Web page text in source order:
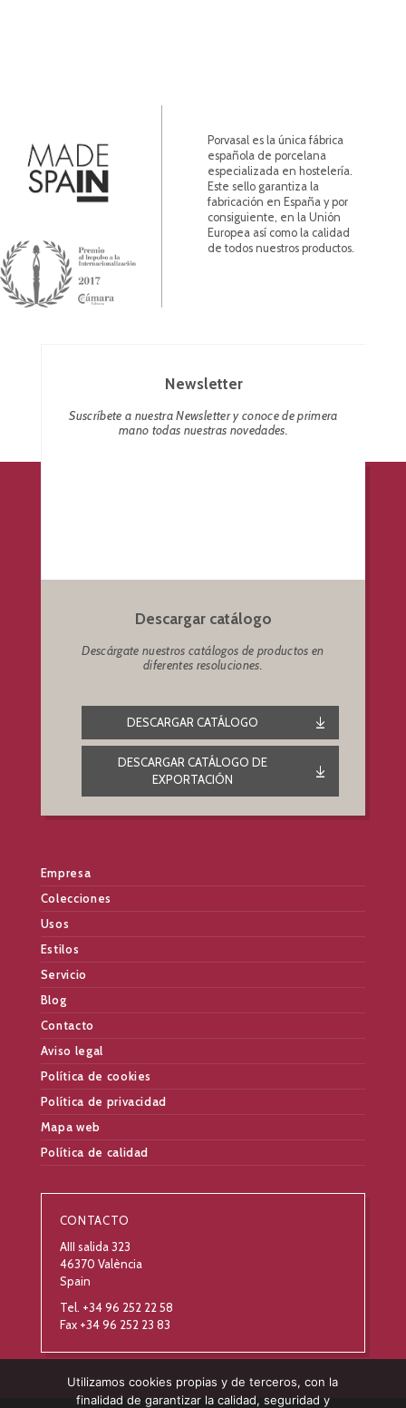
Porvasal es la única fábrica
española de porcelana
especializada en hostelería.
Este sello garantiza la
fabricación en España y por
consiguiente, en la Unión
Europea así como la calidad
de todos nuestros productos.
Newsletter
Suscríbete a nuestra Newsletter y conoce de primera
mano todas nuestras novedades.
Descargar catálogo
Descárgate nuestros catálogos de productos en
diferentes resoluciones.
DESCARGAR CATÁLOGO
DESCARGAR CATÁLOGO DE
EXPORTACIÓN
Empresa
Colecciones
Usos
Estilos
Servicio
Blog
Contacto
Aviso legal
Política de cookies
Política de privacidad
Mapa web
Política de calidad
CONTACTO
AIII salida 323
46370 València
Spain
Tel. +34 96 252 22 58
Fax +34 96 252 23 83
Utilizamos cookies propias y de terceros, con la
finalidad de garantizar la calidad, seguridad y